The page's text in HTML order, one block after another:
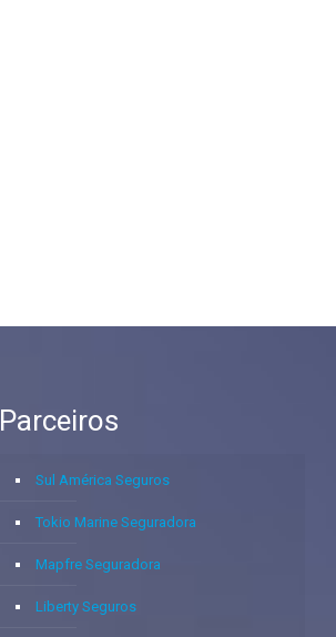
Parceiros
Sul América Seguros
Tokio Marine Seguradora
Mapfre Seguradora
Liberty Seguros